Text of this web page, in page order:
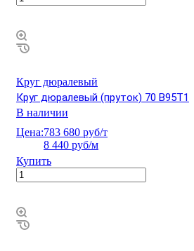
Круг дюралевый
Круг дюралевый (пруток) 70 В95Т1
В наличии
Цена:783 680 руб/т
8 440 руб/м
Купить